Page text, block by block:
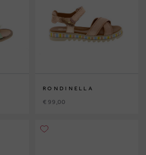
RONDINELLA
€ 99,00